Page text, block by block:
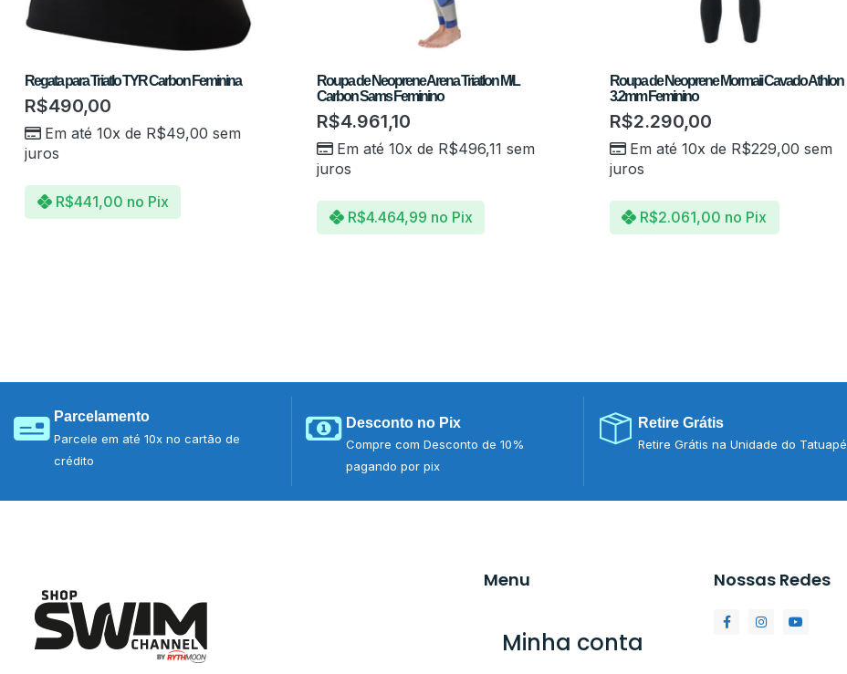
Regata para Triatlo TYR Carbon Feminina
R$490,00
Em até 10x de R$49,00 sem
juros
R$441,00 no Pix
Roupa de Neoprene Arena Triatlon M/L
Carbon Sams Feminino
R$4.961,10
Em até 10x de R$496,11 sem
juros
R$4.464,99 no Pix
Roupa de Neoprene Mormaii Cavado Athlon
3.2mm Feminino
R$2.290,00
Em até 10x de R$229,00 sem
juros
R$2.061,00 no Pix
Parcelamento
Parcele em até 10x no cartão de
crédito
Desconto no Pix
Compre com Desconto de 10%
pagando por pix
Retire Grátis
Retire Grátis na Unidade do Tatuapé
Menu
Minha conta
Nossas Redes